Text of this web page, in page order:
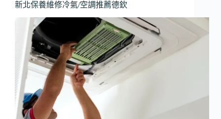
調
推
薦
【三
重
德
欽】
新北保養維修冷氣/空調推薦德欽